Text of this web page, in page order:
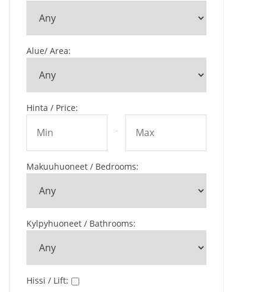
Alue/ Area:
Hinta / Price:
-
Makuuhuoneet / Bedrooms:
Kylpyhuoneet / Bathrooms:
Hissi / Lift: